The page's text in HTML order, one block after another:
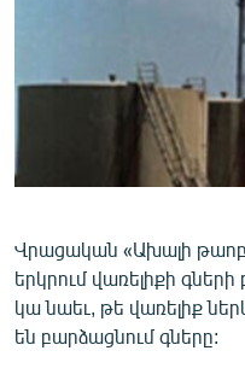
ՄԵԿՆԱԲԱՆՈՒԹՅՈՒՆ
ԿՈՐՈՆԱՎԻՐՈՒՍ
ԱՐԽԻՎ
ՏԵՍԱՆՅՈՒԹԵՐ
Վրացական «Ախալի
երկրում վառելիքի
կա նաեւ, թե վառելիք
են բարձացնում գները: